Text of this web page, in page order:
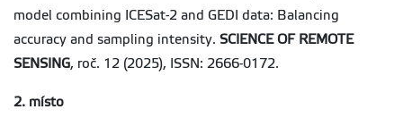
model combining ICESat-2 and GEDI data: Balancing
accuracy and sampling intensity. SCIENCE OF REMOTE
SENSING, roč. 12 (2025), ISSN: 2666-0172.
2. místo